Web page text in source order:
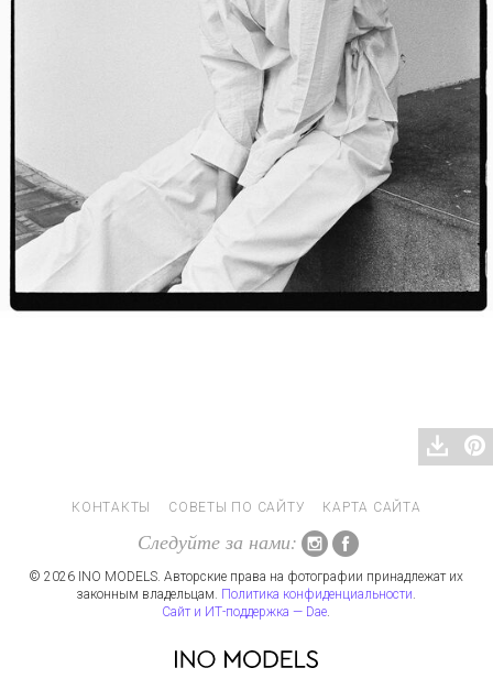
КОНТАКТЫ СОВЕТЫ ПО САЙТУ КАРТА САЙТА
Следуйте за нами:
© 2026 INO MODELS. Авторские права на фотографии принадлежат их
законным владельцам. Политика конфиденциальности.
Сайт и ИТ-поддержка — Dae.